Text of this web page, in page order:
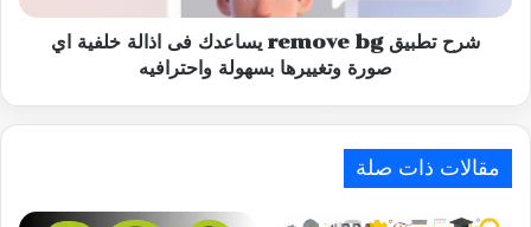
اي
صورة
واحترافيه
شرح تطبيق remove bg يساعدك فى اذالة خلفية اي
صورة وتغييرها بسهولة واحترافيه
مقالات ذات صلة